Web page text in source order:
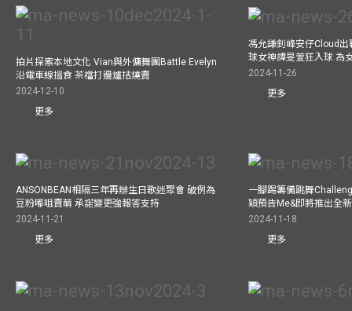
拍片探索本地文化 Vian與外傭舞團Battle Evelyn
沿電車線搵食 茶檔打邊爐拮燒賣
2024-12-10
更多
馮允謙釗峰安仔Cloud
球女神譚旻萱狂入球 為
2024-11-26
更多
ANSONBEAN相隔三年再辦生日歌迷聚會 破例為
豆粉嘟咀賣萌 承諾變更強報答支持
2024-11-21
更多
一腳踢籌備跳舞
穎預告Me&即將推出全
2024-11-18
更多